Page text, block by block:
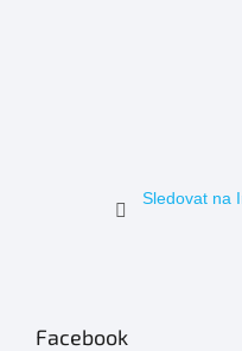
Sledovat na
Facebook